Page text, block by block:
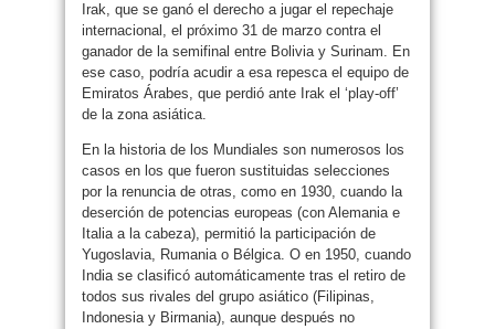
Irak, que se ganó el derecho a jugar el repechaje
internacional, el próximo 31 de marzo contra el
ganador de la semifinal entre Bolivia y Surinam. En
ese caso, podría acudir a esa repesca el equipo de
Emiratos Árabes, que perdió ante Irak el ‘play-off’
de la zona asiática.
En la historia de los Mundiales son numerosos los
casos en los que fueron sustituidas selecciones
por la renuncia de otras, como en 1930, cuando la
deserción de potencias europeas (con Alemania e
Italia a la cabeza), permitió la participación de
Yugoslavia, Rumania o Bélgica. O en 1950, cuando
India se clasificó automáticamente tras el retiro de
todos sus rivales del grupo asiático (Filipinas,
Indonesia y Birmania), aunque después no